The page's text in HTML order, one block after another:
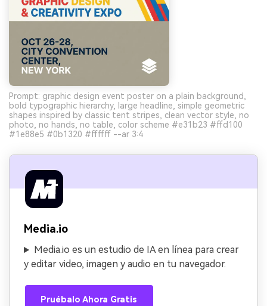
Prompt: graphic design event poster on a plain background,
bold typographic hierarchy, large headline, simple geometric
shapes inspired by classic tent stripes, clean vector style, no
photo, no hands, no table, color scheme #e31b23 #ffd100
#1e88e5 #0b1320 #ffffff --ar 3:4
Media.io
Media.io es un estudio de IA en línea para crear
y editar video, imagen y audio en tu navegador.
Pruébalo Ahora Gratis